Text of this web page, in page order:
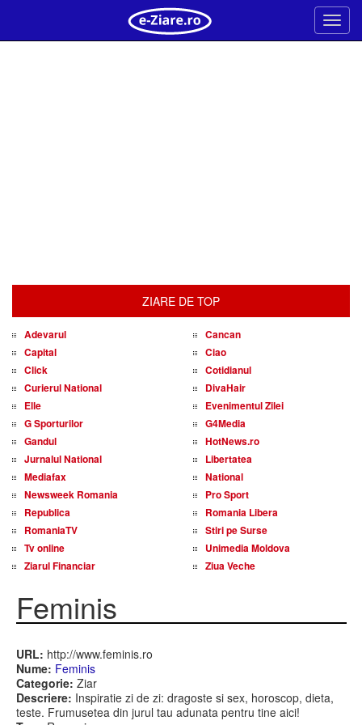
Meniu
ZIARE DE TOP
Adevarul
Cancan
Capital
Ciao
Click
Cotidianul
Curierul National
DivaHair
Elle
Evenimentul Zilei
G Sporturilor
G4Media
Gandul
HotNews.ro
Jurnalul National
Libertatea
Mediafax
National
Newsweek Romania
Pro Sport
Republica
Romania Libera
RomaniaTV
Stiri pe Surse
Tv online
Unimedia Moldova
Ziarul Financiar
Ziua Veche
Feminis
URL: http://www.feminis.ro
Nume: Feminis
Categorie: Ziar
Descriere: Inspiratie zi de zi: dragoste si sex, horoscop, dieta,
teste. Frumusetea din jurul tau adunata pentru tine aici!